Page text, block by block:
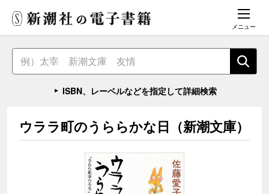
メニュー
ISBN、レーベルなどを指定して詳細検索
ウララ町のうららかな日（新潮文庫）